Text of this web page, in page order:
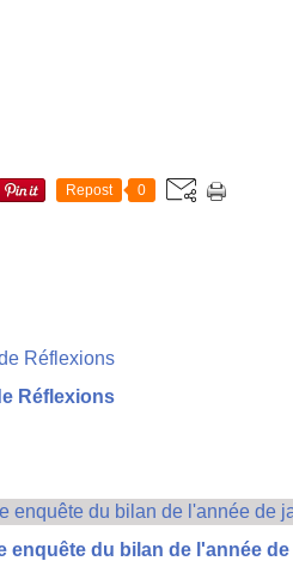
Repost 0
Réflexions
enquête du bilan de l'année